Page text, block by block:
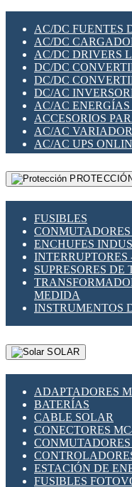
SWITCH Y
TARJETAS PI
UNIÓN Y
PLACAS
SWITCHES Y
SOLUCIONES IOT
SOLUCIONES
SOLUCIONES
SEGURIDAD
SWITCHES LAN
TELEFONÍA IP
VIGILANCIA IP
MESHTASTIC
AC/DC FUENTES
AC/DC
AC/DC DRIVERS
DC/DC
DC/DC
DC/AC
AC/AC
ACCESORIOS
AC/AC
AC/AC UPS
FUSIBLES
ENCHUFES
INTERRUPTORES
SUPRESORES DE
MEDIDA
INSTRUMENTOS
SOLAR
ADAPTADORES
BATERÍAS
CABLE SOLAR
CONECTORES
ESTACIÓN DE
FUSIBLES